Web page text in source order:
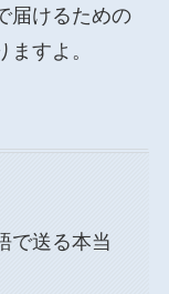
届けるための
すよ。
で送る本当